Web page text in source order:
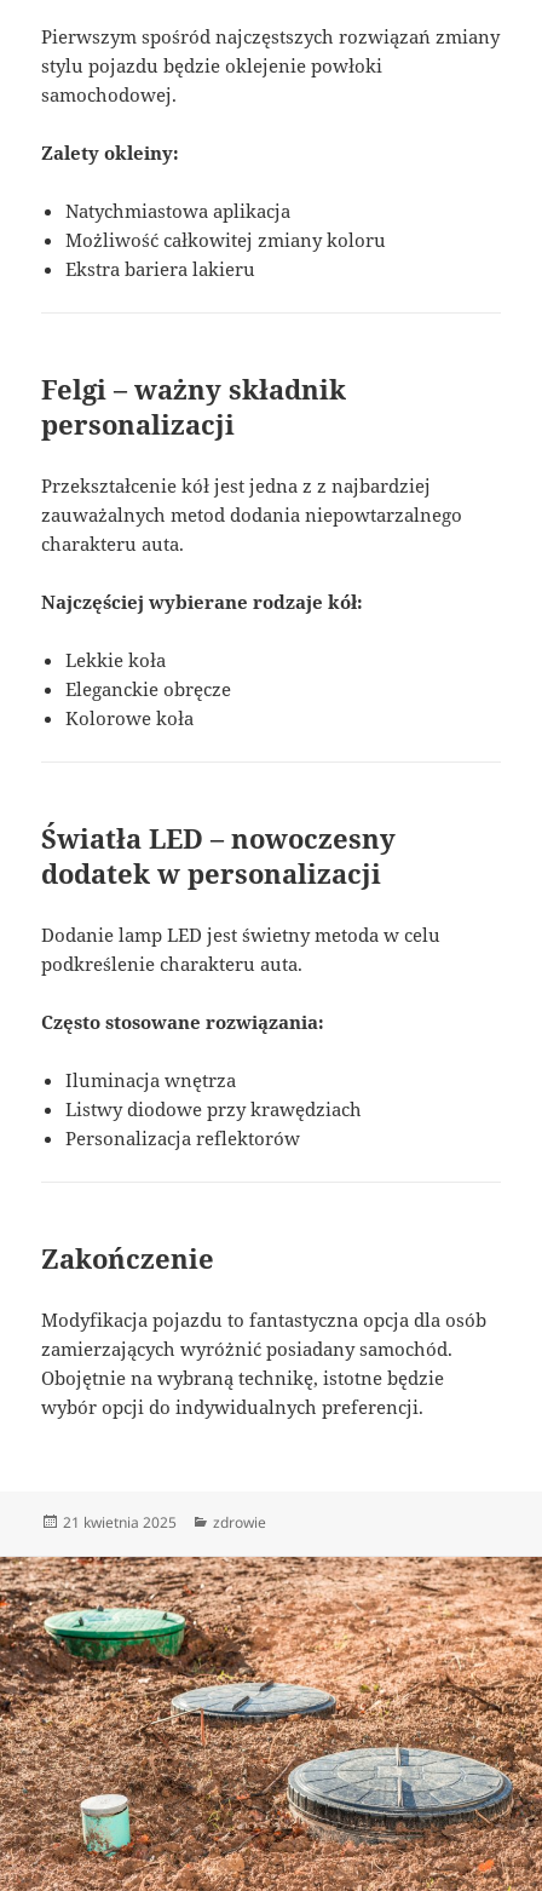
Pierwszym spośród najczęstszych rozwiązań zmiany
stylu pojazdu będzie oklejenie powłoki
samochodowej.
Zalety okleiny:
Natychmiastowa aplikacja
Możliwość całkowitej zmiany koloru
Ekstra bariera lakieru
Felgi – ważny składnik
personalizacji
Przekształcenie kół jest jedna z z najbardziej
zauważalnych metod dodania niepowtarzalnego
charakteru auta.
Najczęściej wybierane rodzaje kół:
Lekkie koła
Eleganckie obręcze
Kolorowe koła
Światła LED – nowoczesny
dodatek w personalizacji
Dodanie lamp LED jest świetny metoda w celu
podkreślenie charakteru auta.
Często stosowane rozwiązania:
Iluminacja wnętrza
Listwy diodowe przy krawędziach
Personalizacja reflektorów
Zakończenie
Modyfikacja pojazdu to fantastyczna opcja dla osób
zamierzających wyróżnić posiadany samochód.
Obojętnie na wybraną technikę, istotne będzie
wybór opcji do indywidualnych preferencji.
Data
21 kwietnia 2025 Kategorie
zdrowie